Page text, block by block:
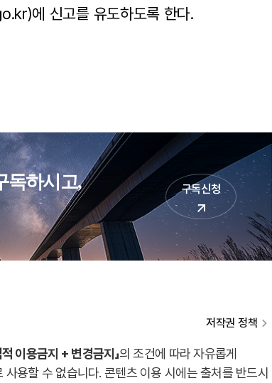
에 신고를 유도하도록 한다.
독하시고,
구독신청
저작권 정책
이용금지 + 변경금지」의 조건에 따라 자유롭게
용할 수 없습니다. 콘텐츠 이용 시에는 출처를 반드시